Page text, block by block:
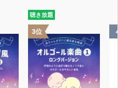
です。
聴き放題
3位